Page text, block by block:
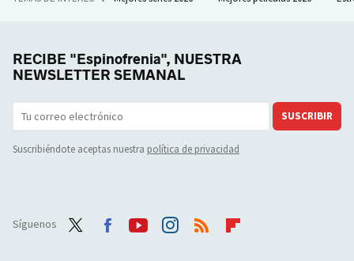
RECIBE "Espinofrenia", NUESTRA
NEWSLETTER SEMANAL
SUSCRIBIR
Suscribiéndote aceptas nuestra política de privacidad
Síguenos